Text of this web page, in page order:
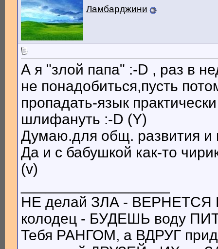
Ламбарджини
А я "злой папа" :-D , раз в
не понадобиться,пусть
пропадать-язык
шлифануть :-D (Y)
Думаю.для общ. развития и
Да и с бабушкой как-то
(v)
НЕ делай ЗЛА -
колодец - БУДЕШЬ воду
Тебя РАНГОМ, а ВДРУГ